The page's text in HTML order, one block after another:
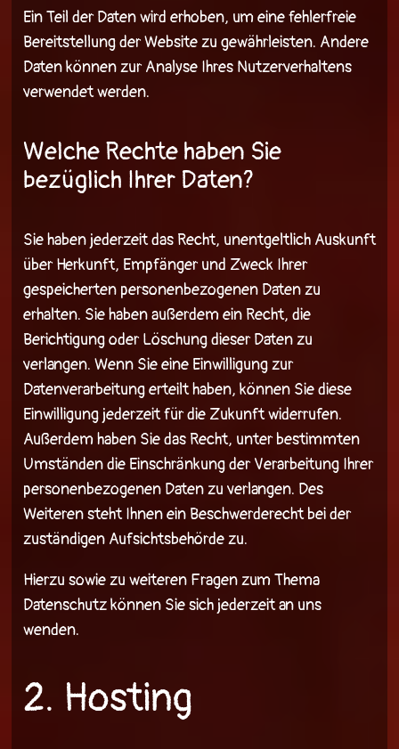
Ein Teil der Daten wird erhoben, um eine fehlerfreie
Bereitstellung der Website zu gewährleisten. Andere
Daten können zur Analyse Ihres Nutzerverhaltens
verwendet werden.
Welche Rechte haben Sie
bezüglich Ihrer Daten?
Sie haben jederzeit das Recht, unentgeltlich Auskunft
über Herkunft, Empfänger und Zweck Ihrer
gespeicherten personenbezogenen Daten zu
erhalten. Sie haben außerdem ein Recht, die
Berichtigung oder Löschung dieser Daten zu
verlangen. Wenn Sie eine Einwilligung zur
Datenverarbeitung erteilt haben, können Sie diese
Einwilligung jederzeit für die Zukunft widerrufen.
Außerdem haben Sie das Recht, unter bestimmten
Umständen die Einschränkung der Verarbeitung Ihrer
personenbezogenen Daten zu verlangen. Des
Weiteren steht Ihnen ein Beschwerderecht bei der
zuständigen Aufsichtsbehörde zu.
Hierzu sowie zu weiteren Fragen zum Thema
Datenschutz können Sie sich jederzeit an uns
wenden.
2. Hosting